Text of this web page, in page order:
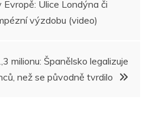
n
m
Ulice Londýna či
výzdobu (video)
milionu: Španělsko legalizuje
než se původně tvrdilo